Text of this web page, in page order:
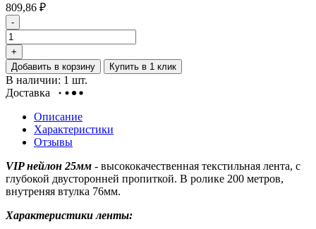
809,86 ₽
-
+
Добавить в корзину
Купить в 1 клик
В наличии: 1 шт.
Доставка
Описание
Характеристики
Отзывы
VIP нейлон 25мм - высококачественная текстильная лента, с
глубокой двусторонней пропиткой. В ролике 200 метров,
внутреняя втулка 76мм.
Характеристики ленты: